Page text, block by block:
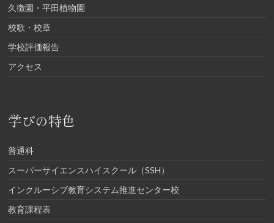
久徴園・平田植物園
校歌・校章
学校評価報告
アクセス
学びの特色
普通科
スーパーサイエンスハイスクール（SSH）
インクルーシブ教育システム推進センター校
教育課程表